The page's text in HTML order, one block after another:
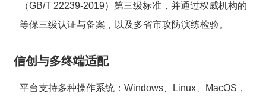
（GB/T 22239-2019）第三级标准，并通过权威机构的
等保三级认证与备案，以及多省市攻防演练检验。
信创与多终端适配
平台支持多种操作系统：Windows、Linux、MacOS，